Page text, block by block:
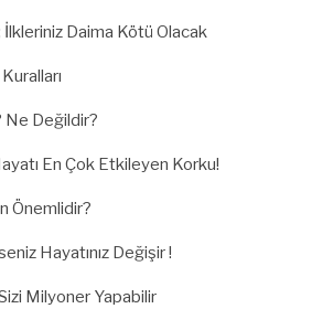
Daima Kötü Olacak
Ne Değildir?
En Çok Etkileyen Korku!
Önemlidir?
Hayatınız Değişir !
Milyoner Yapabilir